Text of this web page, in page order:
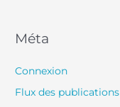
Méta
Connexion
Flux des publications